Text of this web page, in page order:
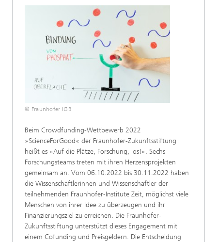
© Fraunhofer IGB
Beim Crowdfunding-Wettbewerb 2022
»ScienceForGood« der Fraunhofer-Zukunftsstiftung
heißt es »Auf die Plätze, Forschung, los!«. Sechs
Forschungsteams treten mit ihren Herzensprojekten
gemeinsam an. Vom 06.10.2022 bis 30.11.2022 haben
die Wissenschaftlerinnen und Wissenschaftler der
teilnehmenden Fraunhofer-Institute Zeit, möglichst viele
Menschen von ihrer Idee zu überzeugen und ihr
Finanzierungsziel zu erreichen. Die Fraunhofer-
Zukunftsstiftung unterstützt dieses Engagement mit
einem Cofunding und Preisgeldern. Die Entscheidung